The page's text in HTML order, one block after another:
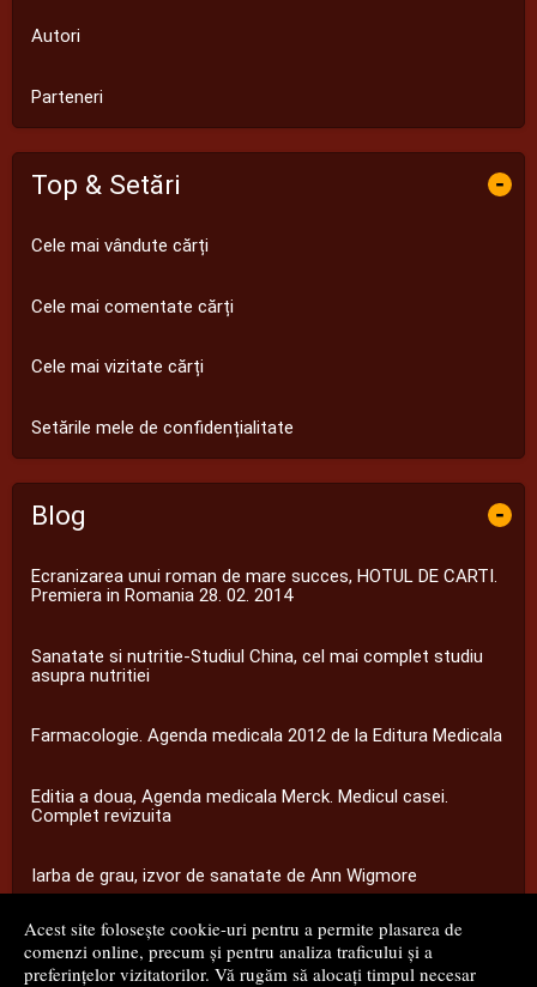
Acest site folosește cookie-uri pentru a permite plasarea de
comenzi online, precum și pentru analiza traficului și a
preferințelor vizitatorilor. Vă rugăm să alocați timpul necesar
Autori
Parteneri
Top & Setări -
Cele mai vândute cărți
Cele mai comentate cărți
Cele mai vizitate cărți
Setările mele de confidențialitate
Blog -
Ecranizarea unui roman de mare succes, HOTUL DE CARTI.
Premiera in Romania 28. 02. 2014
Sanatate si nutritie-Studiul China, cel mai complet studiu
asupra nutritiei
Farmacologie. Agenda medicala 2012 de la Editura Medicala
Editia a doua, Agenda medicala Merck. Medicul casei.
Complet revizuita
Iarba de grau, izvor de sanatate de Ann Wigmore
...toate știrile